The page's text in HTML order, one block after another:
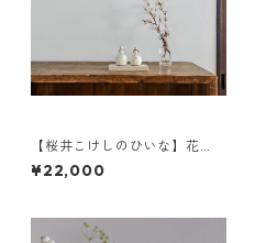
【桜井こけしのひいな】花
円
¥22,000